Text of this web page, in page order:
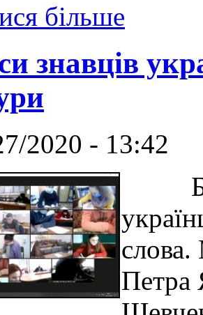
більше
знавців
2020 - 13:42
Без
слова.
Петра